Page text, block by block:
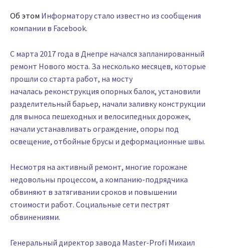
Об этом Информатору стало известно из сообщения
компании в Facebook.
С марта 2017 года в Днепре начался запланированный
ремонт Нового моста. За несколько месяцев, которые
прошли со старта работ, на мосту
началась реконструкция опорных балок, установили
разделительный барьер, начали заливку конструкции
для выноса пешеходных и велосипедных дорожек,
начали устанавливать ограждение, опоры под
освещение, отбойные брусы и деформационные швы.
Несмотря на активный ремонт, многие горожане
недовольны процессом, а компанию-подрядчика
обвиняют в затягивании сроков и повышении
стоимости работ. Социальные сети пестрят
обвинениями.
Генеральный директор завода Master-Profi Михаил